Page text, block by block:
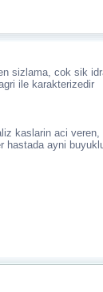
sizlama, cok sik
ile karakterizedir
kaslarin aci
hastada ayni